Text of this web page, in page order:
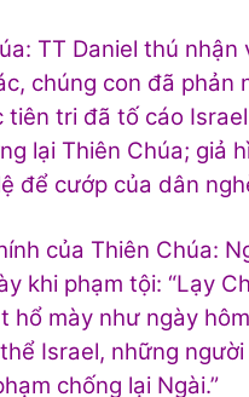
TT Daniel thú nhận
chúng con đã phản
tiên tri đã tố cáo
lại Thiên Chúa; giả
để cướp của dân
của Thiên Chúa:
khi phạm tội: “Lạy
mày như ngày
Israel, những
chống lại Ngài.”